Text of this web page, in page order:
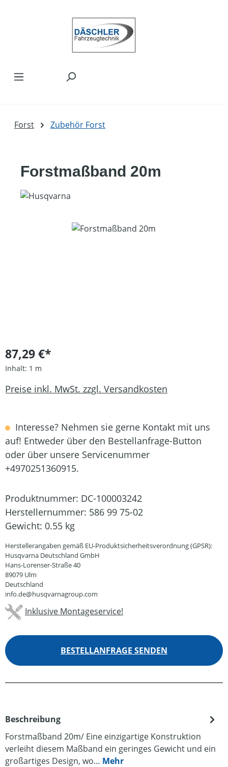
Forst Zubehör Forst
Forstmaßband 20m
Bildergalerie überspringen
87,29 €*
Inhalt: 1 m
Preise inkl. MwSt. zzgl. Versandkosten
Interesse? Nehmen sie gerne Kontakt mit uns
auf! Entweder über den Bestellanfrage-Button
oder über unsere Servicenummer
+4970251360915.
Produktnummer: DC-100003242
Herstellernummer: 586 99 75-02
Gewicht: 0.55 kg
Herstellerangaben gemäß EU-Produktsicherheitsverordnung (GPSR):
Husqvarna Deutschland GmbH
Hans-Lorenser-Straße 40
89079 Ulm
Deutschland
info.de@husqvarnagroup.com
Inklusive Montageservice!
BESTELLANFRAGE SENDEN
Beschreibung
Forstmaßband 20m/ Eine einzigartige Konstruktion
verleiht diesem Maßband ein geringes Gewicht und ein
großartiges Design, wo… Mehr